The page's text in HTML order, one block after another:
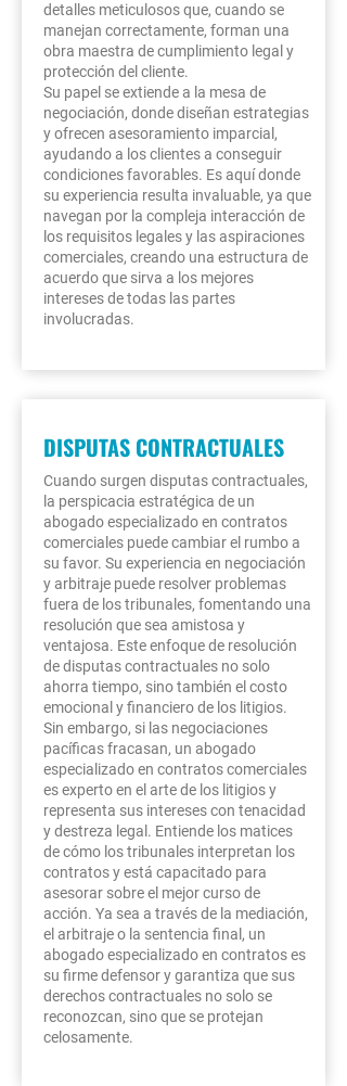
calificaciones y la
experiencia del abogado,
asegurando una
combinación que sea
financieramente sólida y
profesionalmente sólida.
detalles meticulosos que, cuando se
manejan correctamente, forman una
obra maestra de cumplimiento legal y
protección del cliente.
Su papel se extiende a la mesa de
negociación, donde diseñan estrategias
y ofrecen asesoramiento imparcial,
ayudando a los clientes a conseguir
condiciones favorables. Es aquí donde
su experiencia resulta invaluable, ya que
navegan por la compleja interacción de
los requisitos legales y las aspiraciones
comerciales, creando una estructura de
acuerdo que sirva a los mejores
intereses de todas las partes
involucradas.
DISPUTAS CONTRACTUALES
Cuando surgen disputas contractuales,
la perspicacia estratégica de un
abogado especializado en contratos
comerciales puede cambiar el rumbo a
su favor. Su experiencia en negociación
y arbitraje puede resolver problemas
fuera de los tribunales, fomentando una
resolución que sea amistosa y
ventajosa. Este enfoque de resolución
de disputas contractuales no solo
ahorra tiempo, sino también el costo
emocional y financiero de los litigios.
Sin embargo, si las negociaciones
pacíficas fracasan, un abogado
especializado en contratos comerciales
es experto en el arte de los litigios y
representa sus intereses con tenacidad
y destreza legal. Entiende los matices
de cómo los tribunales interpretan los
contratos y está capacitado para
asesorar sobre el mejor curso de
acción. Ya sea a través de la mediación,
el arbitraje o la sentencia final, un
abogado especializado en contratos es
su firme defensor y garantiza que sus
derechos contractuales no solo se
reconozcan, sino que se protejan
celosamente.